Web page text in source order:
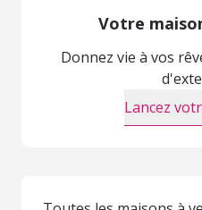
Votre
Donnez vie à vos
Lancez